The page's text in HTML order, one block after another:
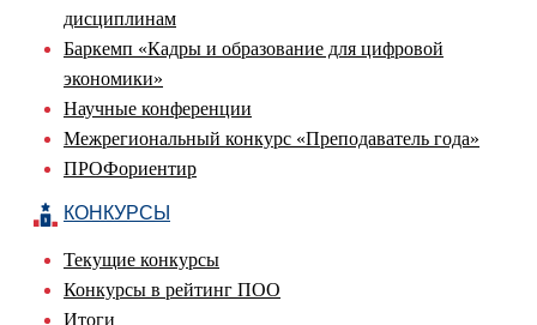
дисциплинам
Баркемп «Кадры и образование для цифровой
экономики»
Научные конференции
Межрегиональный конкурс «Преподаватель года»
ПРОФориентир
КОНКУРСЫ
Текущие конкурсы
Конкурсы в рейтинг ПОО
Итоги